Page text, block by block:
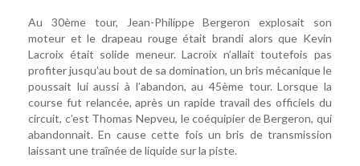
Au 30ème tour, Jean-Philippe Bergeron explosait son
moteur et le drapeau rouge était brandi alors que Kevin
Lacroix était solide meneur. Lacroix n’allait toutefois pas
profiter jusqu’au bout de sa domination, un bris mécanique le
poussait lui aussi à l’abandon, au 45ème tour. Lorsque la
course fut relancée, après un rapide travail des officiels du
circuit, c’est Thomas Nepveu, le coéquipier de Bergeron, qui
abandonnait. En cause cette fois un bris de transmission
laissant une traînée de liquide sur la piste.